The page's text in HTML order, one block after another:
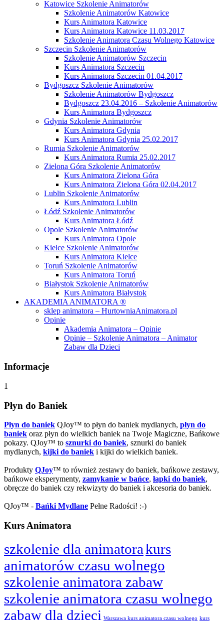
Katowice Szkolenie Animatorów
Szkolenie Animatorów Katowice
Kurs Animatora Katowice
Kurs Animatora Katowice 11.03.2017
Szkolenie Animatora Czasu Wolnego Katowice
Szczecin Szkolenie Animatorów
Szkolenie Animatorów Szczecin
Kurs Animatora Szczecin
Kurs Animatora Szczecin 01.04.2017
Bydgoszcz Szkolenie Animatorów
Szkolenie Animatorów Bydgoszcz
Bydgoszcz 23.04.2016 – Szkolenie Animatorów
Kurs Animatora Bydgoszcz
Gdynia Szkolenie Animatorów
Kurs Animatora Gdynia
Kurs Animatora Gdynia 25.02.2017
Rumia Szkolenie Animatorów
Kurs Animatora Rumia 25.02.2017
Zielona Góra Szkolenie Animatorów
Kurs Animatora Zielona Góra
Kurs Animatora Zielona Góra 02.04.2017
Lublin Szkolenie Animatorów
Kurs Animatora Lublin
Łódź Szkolenie Animatorów
Kurs Animatora Łódź
Opole Szkolenie Animatorów
Kurs Animatora Opole
Kielce Szkolenie Animatorów
Kurs Animatora Kielce
Toruń Szkolenie Animatorów
Kurs Animatora Toruń
Białystok Szkolenie Animatorów
Kurs Animatora Białystok
AKADEMIA ANIMATORA ®
sklep animatora – HurtowniaAnimatora.pl
Opinie
Akademia Animatora – Opinie
Opinie – Szkolenie Animatora – Animator
Zabaw dla Dzieci
Informacje
1
Płyn do Baniek
Płyn do baniek QJoy™ to płyn do baniek mydlanych, płyn do
baniek oraz płyn do wielkich baniek na Twoje Magiczne, Bańkowe
pokazy. QJoy™ to sznurki do baniek, sznurki do baniek
mydlanych, kijki do baniek i kijki do wielkich baniek.
Produkty QJoy™ to również zestawy do baniek, bańkowe zestawy,
bańkowe eksperymenty, zamykanie w bańce, łapki do baniek,
obręcze do baniek czy rekwizyty do baniek i akcesoria do baniek.
QJoy™ - Bańki Mydlane Pełne Radości! :-)
Kurs Animatora
szkolenie dla animatorakurs
animatorów czasu wolnego
szkolenie animatora zabaw
szkolenie animatora czasu wolnego
zabaw dla dzieci Warszawa kurs animatora czasu wolnego kurs